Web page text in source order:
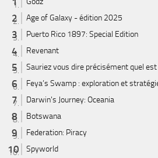
Age of Galaxy - édition 2025
Puerto Rico 1897: Special Edition
Revenant
Sauriez vous dire précisément quel
Feya’s Swamp : exploration et
Darwin's Journey: Oceania
Botswana
Federation: Piracy
Spyworld